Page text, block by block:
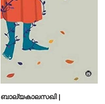
ബാല്യകാലസഖി |